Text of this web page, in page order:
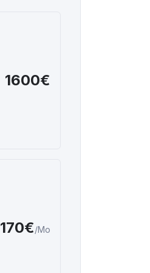
1600€
170€/Mo